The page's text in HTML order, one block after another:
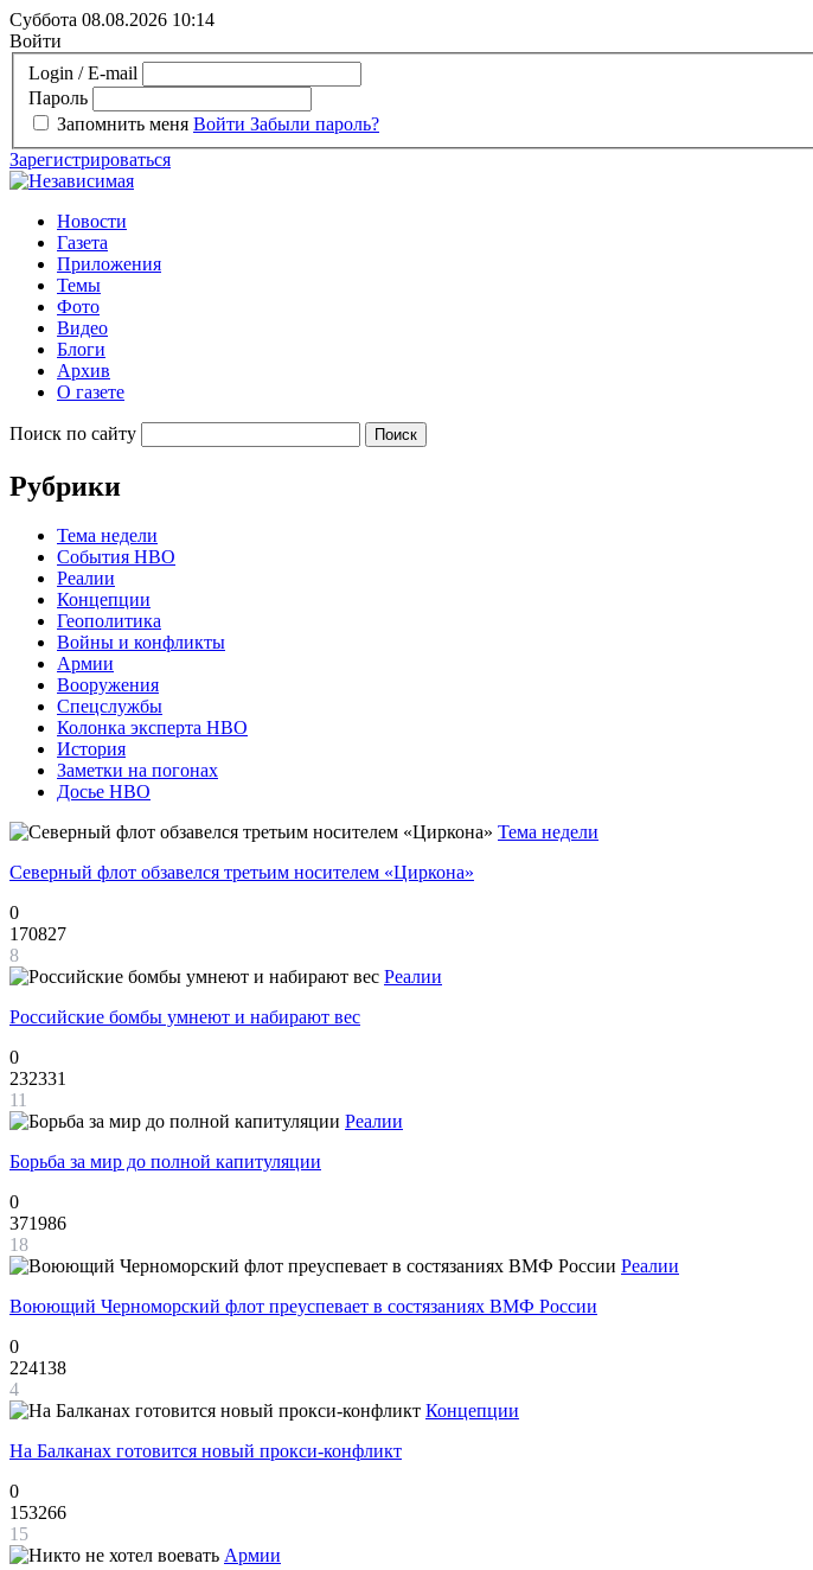
Суббота 08.08.2026 10:14
Войти
Login / E-mail
Пароль
Запомнить меня Войти Забыли пароль?
Зарегистрироваться
Новости
Газета
Приложения
Темы
Фото
Видео
Блоги
Архив
О газете
Поиск по сайту
Рубрики
Тема недели
События НВО
Реалии
Концепции
Геополитика
Войны и конфликты
Армии
Вооружения
Спецслужбы
Колонка эксперта НВО
История
Заметки на погонах
Досье НВО
Тема недели
Северный флот обзавелся третьим носителем «Циркона»
0
170827
8
Реалии
Российские бомбы умнеют и набирают вес
0
232331
11
Реалии
Борьба за мир до полной капитуляции
0
371986
18
Реалии
Воюющий Черноморский флот преуспевает в состязаниях ВМФ России
0
224138
4
Концепции
На Балканах готовится новый прокси-конфликт
0
153266
15
Армии